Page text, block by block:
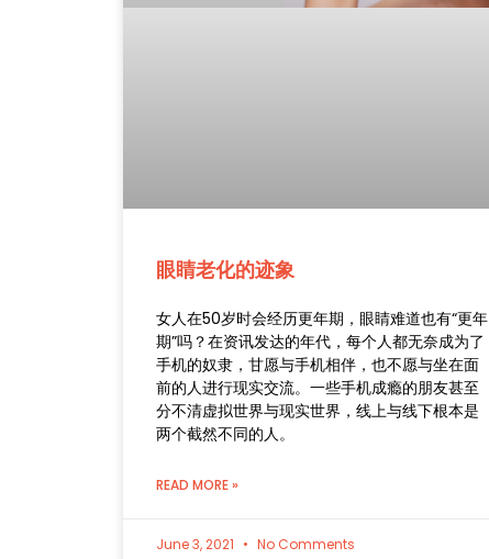
眼睛老化的迹象
女人在50岁时会经历更年期，眼睛难道也有“更年
期”吗？在资讯发达的年代，每个人都无奈成为了
手机的奴隶，甘愿与手机相伴，也不愿与坐在面
前的人进行现实交流。一些手机成瘾的朋友甚至
分不清虚拟世界与现实世界，线上与线下根本是
两个截然不同的人。
READ MORE »
June 3, 2021 No Comments